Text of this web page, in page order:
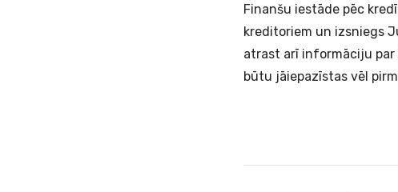
Finanšu iestāde pēc
kreditoriem un izsniegs
atrast arī informāciju par
būtu jāiepazīstas vēl